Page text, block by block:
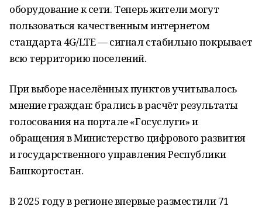
оборудование к сети. Теперь жители могут
пользоваться качественным интернетом
стандарта 4G/LTE — сигнал стабильно покрывает
всю территорию поселений.
При выборе населённых пунктов учитывалось
мнение граждан: брались в расчёт результаты
голосования на портале «Госуслуги» и
обращения в Министерство цифрового развития
и государственного управления Республики
Башкортостан.
В 2025 году в регионе впервые разместили 71